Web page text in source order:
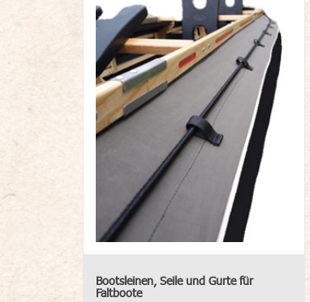
Bootsleinen, Seile und Gurte für
Faltboote